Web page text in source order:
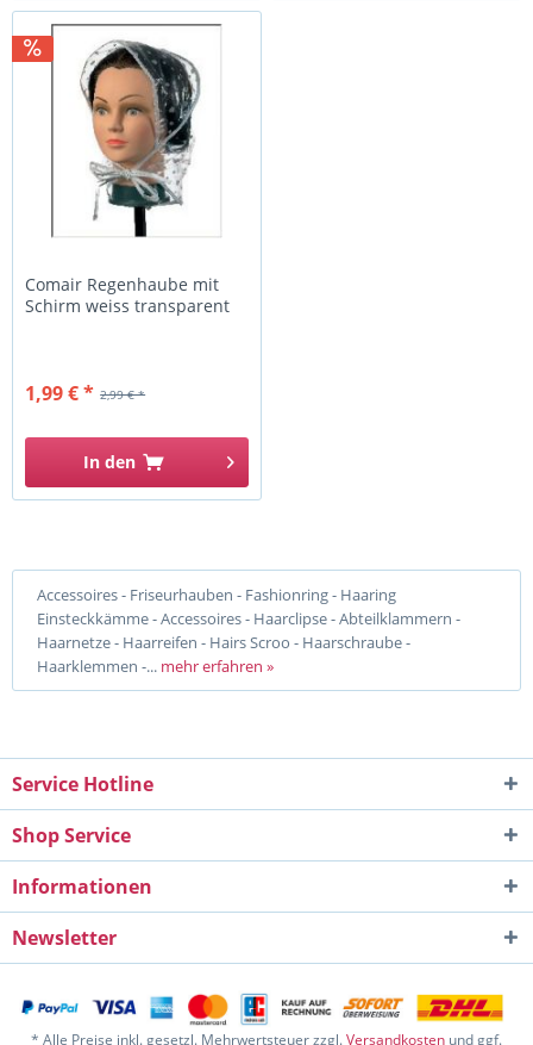
Comair Regenhaube mit
Schirm weiss transparent
2,99 € *
1,99 € *
In den
Accessoires - Friseurhauben - Fashionring - Haaring
Einsteckkämme - Accessoires - Haarclipse - Abteilklammern -
Haarnetze - Haarreifen - Hairs Scroo - Haarschraube -
Haarklemmen -... mehr erfahren »
Service Hotline
Shop Service
Informationen
Newsletter
* Alle Preise inkl. gesetzl. Mehrwertsteuer zzgl.Versandkosten und ggf.